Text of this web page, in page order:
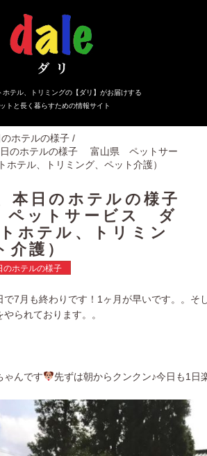
ホテル、トリミングの【ダリ】がお届けする
トと長く暮らすための情報サイト
ホテルの様子 /
日のホテルの様子 富山県 ペットサー
テル、トリミング、ペット介護）
本日のホテルの様子
ットサービス ダ
ホテル、トリミン
介護）
のホテルの様子
で7月も終わりです！1ヶ月が早いです。。そ
られております。。
ゃんです 先ずは朝からクンクン♪今日も1日